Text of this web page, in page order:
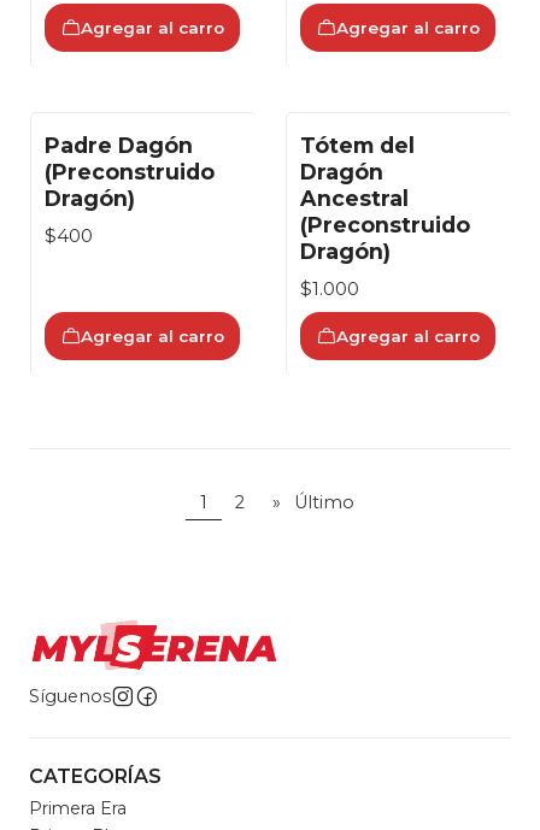
Agregar al carro Agregar al carro
Padre Dagón
(Preconstruido
Dragón)
$400
Agregar al carro
Tótem del
Dragón
Ancestral
(Preconstruido
Dragón)
$1.000
Agregar al carro
1 2 » Último
Síguenos
CATEGORÍAS
Primera Era